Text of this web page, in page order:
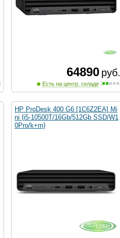
64890 руб.
Есть на центр. складе
HP ProDesk 400 G6 [1C6Z2EA] Mi
ni {i5-10500T/16Gb/512Gb SSD/W1
0Pro/k+m}